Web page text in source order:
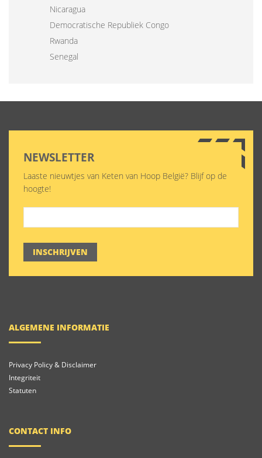
Nicaragua
Democratische Republiek Congo
Rwanda
Senegal
NEWSLETTER
Laaste nieuwtjes van Keten van Hoop België? Blijf op de
hoogte!
INSCHRIJVEN
ALGEMENE INFORMATIE
Privacy Policy & Disclaimer
Integriteit
Statuten
CONTACT INFO